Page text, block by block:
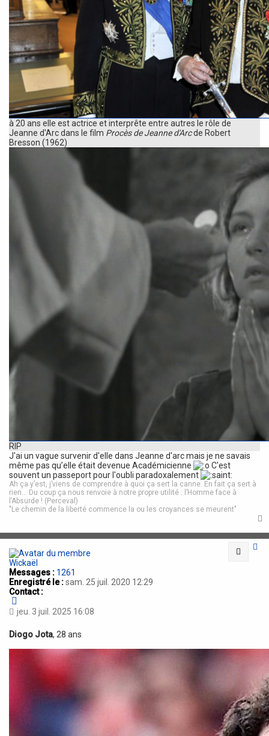
à 20 ans elle est actrice et interprête entre autres le rôle de
Jeanne d'Arc dans le film Procès de Jeanne d'Arcde Robert
Bresson (1962)
RIP
J'ai un vague survenir d'elle dans Jeanne d'arc mais je ne savais
même pas qu’elle était devenue Académicienne
C'est
souvent un passeport pour l'oubli paradoxalement
Ah ça y’est, j’viens de comprendre à quoi ça sert la canne. En fait ça sert à
rien… Du coup ça nous renvoie à notre propre utilité : l’Homme face à
l’Absurde ! (Perceval)
"Le chemin de la liberté commence la ou les croyances se meurent"
Wickaël
Messages : 1261
Enregistré le :sam. 25 juil. 2020 12:29
Contact :
o
a
c
jeu. 3 juil. 2025 16:08
Diogo Jota, 28 ans